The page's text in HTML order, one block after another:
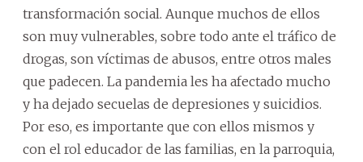
transformación social. Aunque muchos de ellos
son muy vulnerables, sobre todo ante el tráfico de
drogas, son víctimas de abusos, entre otros males
que padecen. La pandemia les ha afectado mucho
y ha dejado secuelas de depresiones y suicidios.
Por eso, es importante que con ellos mismos y
con el rol educador de las familias, en la parroquia,